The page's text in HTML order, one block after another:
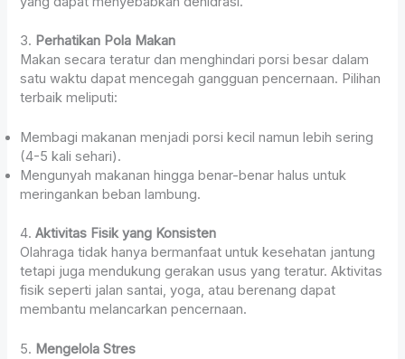
3. Perhatikan Pola Makan
Makan secara teratur dan menghindari porsi besar dalam
satu waktu dapat mencegah gangguan pencernaan. Pilihan
terbaik meliputi:
Membagi makanan menjadi porsi kecil namun lebih sering
(4-5 kali sehari).
Mengunyah makanan hingga benar-benar halus untuk
meringankan beban lambung.
4.Aktivitas Fisik yang Konsisten
Olahraga tidak hanya bermanfaat untuk kesehatan jantung
tetapi juga mendukung gerakan usus yang teratur. Aktivitas
fisik seperti jalan santai, yoga, atau berenang dapat
membantu melancarkan pencernaan.
5. Mengelola Stres